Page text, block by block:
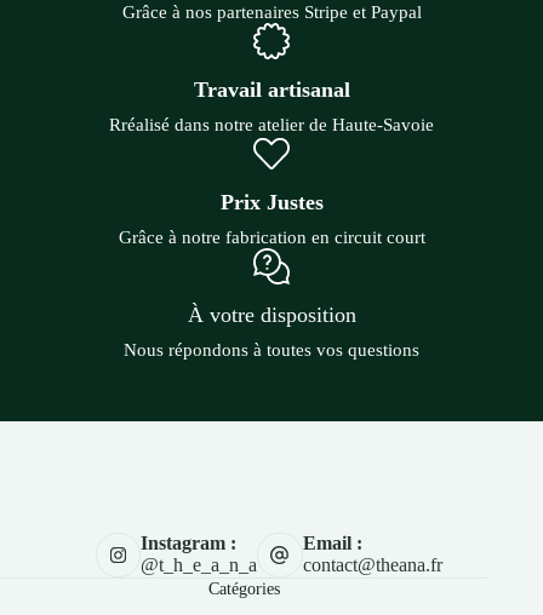
Grâce à nos partenaires Stripe et Paypal
Travail artisanal
Rréalisé dans notre atelier de Haute-Savoie
Prix Justes
Grâce à notre fabrication en circuit court
À votre disposition
Nous répondons à toutes vos questions
Instagram :
@t_h_e_a_n_a
Email :
contact@theana.fr
Catégories